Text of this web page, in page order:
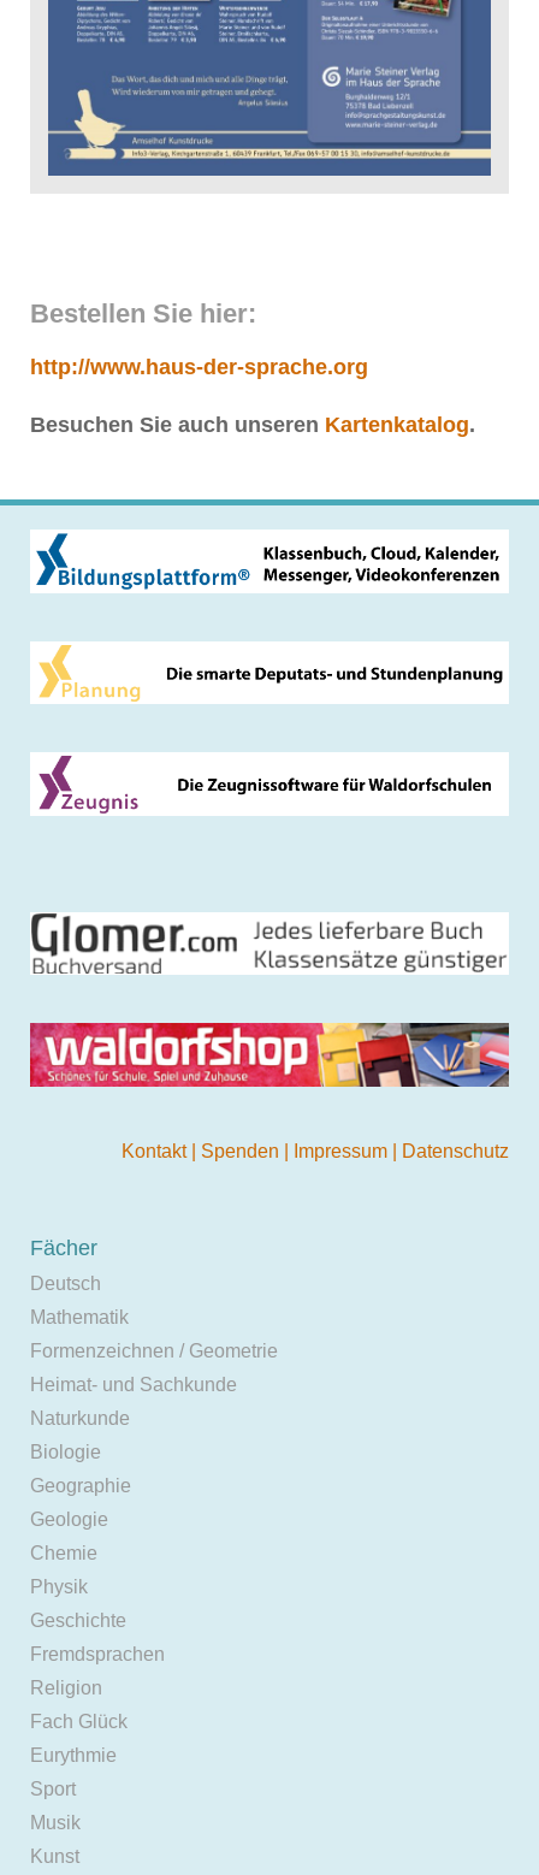
Bestellen Sie hier:
http://www.haus-der-sprache.org
Besuchen Sie auch unseren Kartenkatalog.
Kontakt Spenden Impressum Datenschutz
Fächer
Deutsch
Mathematik
Formenzeichnen / Geometrie
Heimat- und Sachkunde
Naturkunde
Biologie
Geographie
Geologie
Chemie
Physik
Geschichte
Fremdsprachen
Religion
Fach Glück
Eurythmie
Sport
Musik
Kunst